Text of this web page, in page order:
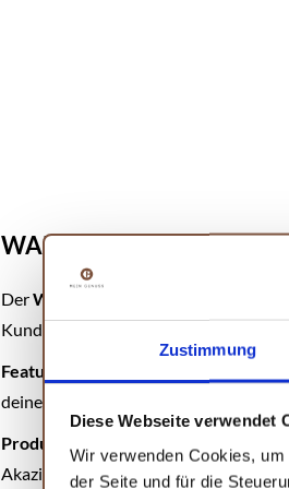
Zustimmung
Diese Webseite verwendet
Wir verwenden Cookies,
der Seite und für die
WALDLAND Premium
DerWALDLAND Premium
Kundenbewertung von
Features:
deine Messer. Der stabile
Produktinformationen:
Akazienholz macht ihn zu einem